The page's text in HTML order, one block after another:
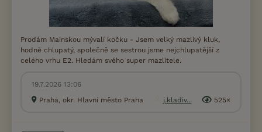
Prodám Mainskou mývalí kočku - Jsem velký mazlivý kluk,
hodně chlupatý, společně se sestrou jsme nejchlupatější z
celého vrhu E2. Hledám svého super mazlitele.
19.7.2026 13:06
Praha, okr. Hlavní město Praha
j.kladiv... 525×